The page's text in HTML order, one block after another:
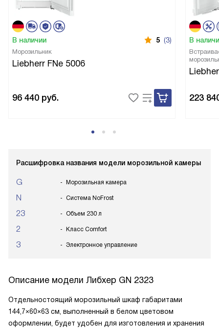
В наличии 5 (3)
Морозильник
Liebherr FNe 5006
96 440 руб.
В
223
Расшифровка названия модели морозильной камеры
G Морозильная камера
N Система NoFrost
23 Объем 230 л
2 Класс Comfort
3 Электронное управление
Описание модели Либхер GN 2323
Отдельностоящий морозильный шкаф габаритами
144,7×60×63 см, выполненный в белом цветовом
оформлении, будет удобен для изготовления и хранения